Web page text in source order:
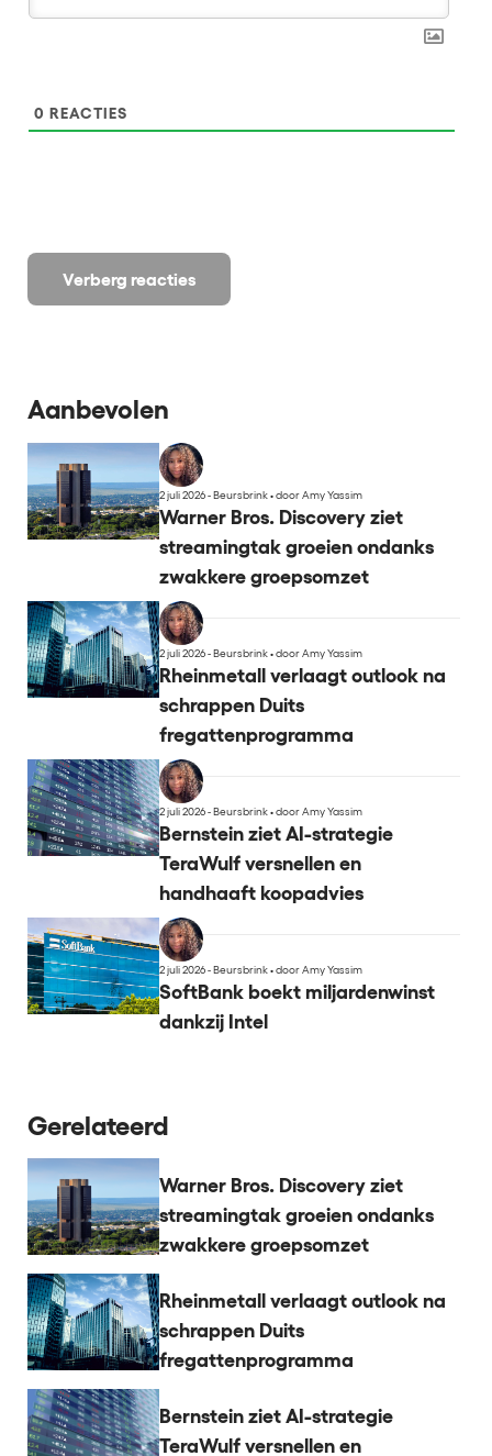
Verberg reacties
0 REACTIES
Aanbevolen
2 juli 2026 - Beursbrink•door Amy Yassim
Warner Bros. Discovery ziet
streamingtak groeien ondanks
zwakkere groepsomzet
2 juli 2026 - Beursbrink•door Amy Yassim
Rheinmetall verlaagt outlook na
schrappen Duits
fregattenprogramma
2 juli 2026 - Beursbrink•door Amy Yassim
Bernstein ziet AI-strategie
TeraWulf versnellen en
handhaaft koopadvies
2 juli 2026 - Beursbrink•door Amy Yassim
SoftBank boekt miljardenwinst
dankzij Intel
Gerelateerd
Warner Bros. Discovery ziet
streamingtak groeien ondanks
zwakkere groepsomzet
Rheinmetall verlaagt outlook na
schrappen Duits
fregattenprogramma
Bernstein ziet AI-strategie
TeraWulf versnellen en